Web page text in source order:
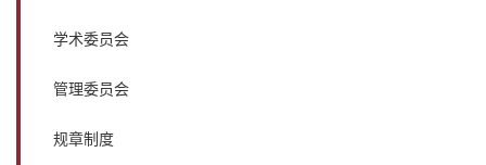
学术委员会
管理委员会
规章制度